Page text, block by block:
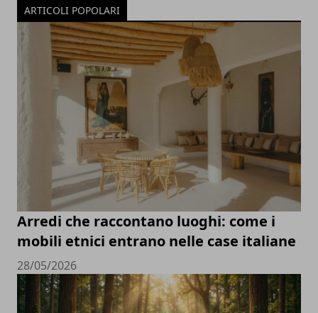
ARTICOLI POPOLARI
Arredi che raccontano luoghi: come i
mobili etnici entrano nelle case italiane
28/05/2026